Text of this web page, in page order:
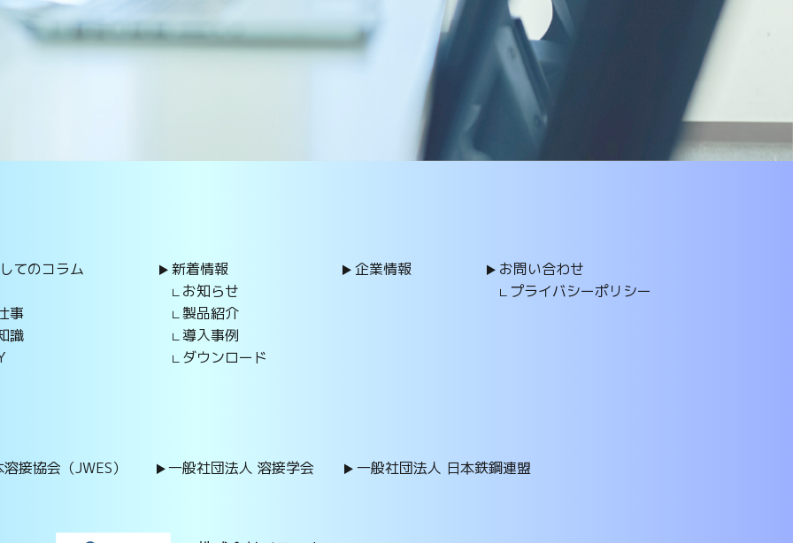
てのコラム
事
識
新着情報
お知らせ
製品紹介
導入事例
ダウンロード
企業情報
お問い合わせ
プライバシーポリシー
接協会（JWES） 一般社団法人 溶接学会 一般社団法人 日本鉄鋼連盟